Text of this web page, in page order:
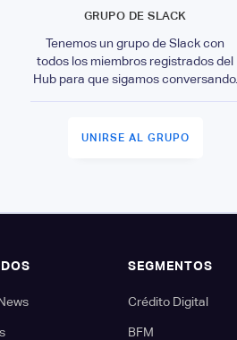
GRUPO DE SLACK
Tenemos un grupo de Slack con
todos los miembros registrados del
Hub para que sigamos conversando.
UNIRSE AL GRUPO
SEGMENTOS
Crédito Digital
BFM